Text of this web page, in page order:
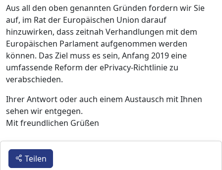
Aus all den oben genannten Gründen fordern wir Sie
auf, im Rat der Europäischen Union darauf
hinzuwirken, dass zeitnah Verhandlungen mit dem
Europäischen Parlament aufgenommen werden
können. Das Ziel muss es sein, Anfang 2019 eine
umfassende Reform der ePrivacy-Richtlinie zu
verabschieden.
Ihrer Antwort oder auch einem Austausch mit Ihnen
sehen wir entgegen.
Mit freundlichen Grüßen
Teilen